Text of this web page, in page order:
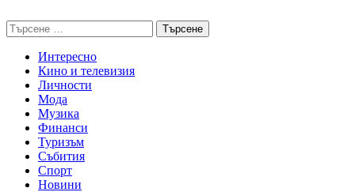
to
content
Търсене
за:
Интересно
Кино и телевизия
Личности
Мода
Музика
Финанси
Туризъм
Събития
Спорт
Новини